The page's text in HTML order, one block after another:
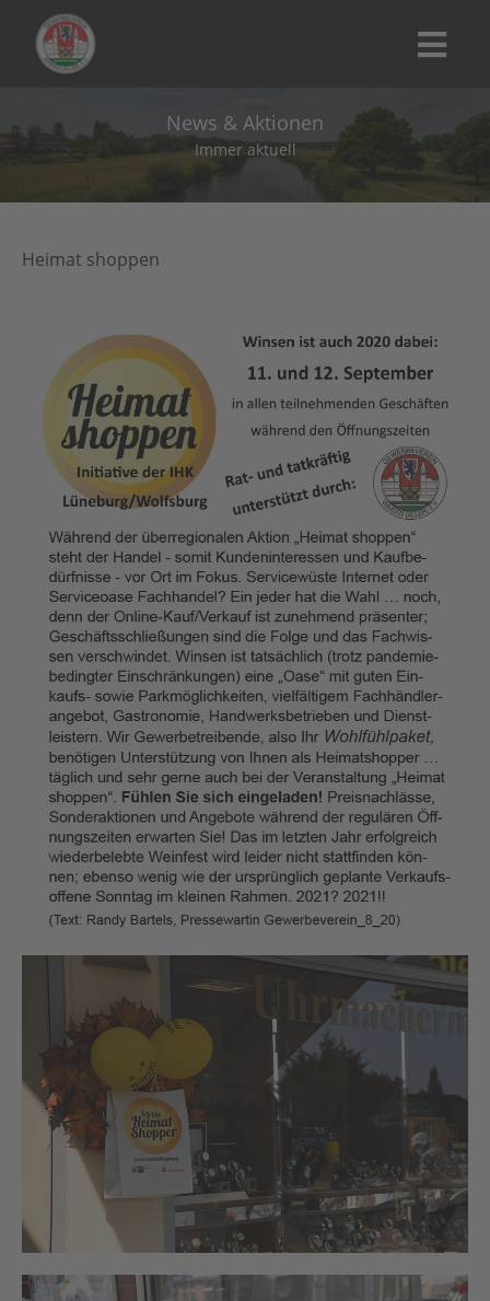
News & Aktionen
Immer aktuell
Heimat shoppen